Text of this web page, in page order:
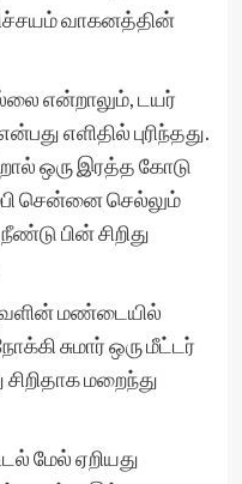
வாகனத்தின்
என்றாலும், டயர்
எளிதில் புரிந்தது.
ஒரு இரத்த கோடு
சென்னை செல்லும்
பின் சிறிது
மண்டையில்
சுமார் ஒரு மீட்டர்
சிறிதாக மறைந்து
மேல் ஏறியது